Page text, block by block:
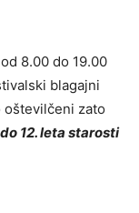
8.00 do 19.00
blagajni
oštevilčeni zato
12. leta starosti